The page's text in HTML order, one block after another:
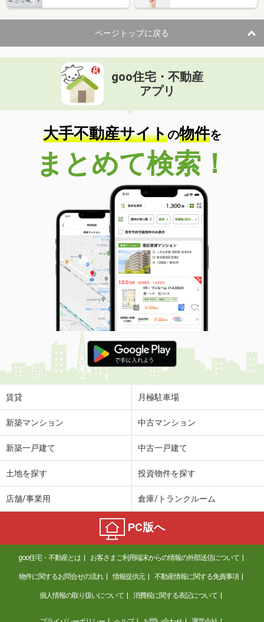
住 所
茨城県東茨城郡大洗町桜道
専有面積 59.55m²
間取り
2LDK
茨城県つくば市小野川
価 格
住 所
茨城県つくば市小野川
専有面積 29.44m²
間取り
ワンルーム
茨城県坂東市辺田
価 格
6.30万円
茨城県坂東市辺田
53m²
間取り
1LDK
茨城県つくばみらい市杉下
価 格
4.90万円
住 所
茨城県つくばみらい市杉下
専有面積 58.53m²
間取り
2LDK
茨城県古河市本町３
価 格
5.20万円
住 所
茨城県古河市本町３
専有面積
ワンルーム
茨城県水戸市千波町
6.20万円
茨城県鹿嶋市大字宮中
5.25万円
住 所
茨城県鹿嶋市大字宮中
専有面積 50.03m²
間取り
1LDK
茨城県古河市本町３
ページトップに戻る
goo住宅・不動産
アプリ
大手不動産サイトの物件を
まとめて検索！
賃貸 月極駐車場
新築マンション 中古マンション
新築一戸建て 中古一戸建て
土地を探す 投資物件を探す
店舗/事業用 倉庫/トランクルーム
PC版へ
goo住宅・不動産とは お客さまご利用端末からの情報の外部送信について
物件に関するお問合せの流れ 情報提供元 不動産情報に関する免責事項
個人情報の取り扱いについて 消費税に関する表記について